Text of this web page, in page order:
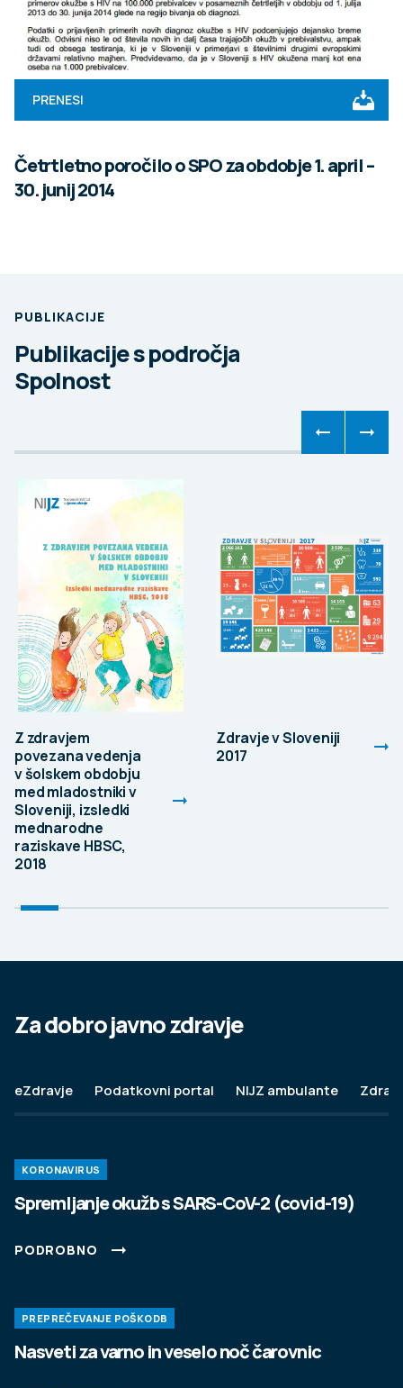
15. MAJ 2024
Udeležite se delavnic, prisluhnite zanimivim
katero od številnih stojnic.
PRENESI
Četrtletno poročilo o SPO za obdobje 1. april –
30. junij 2014
PUBLIKACIJE
Publikacije s področja
Spolnost
Z zdravjem
povezana vedenja
v šolskem obdobju
med mladostniki v
Sloveniji, izsledki
mednarodne
raziskave HBSC,
2018
Zdravje v Sloveniji
2017
Za dobro javno zdravje
eZdravje Podatkovni portal NIJZ ambulante
KORONAVIRUS
Spremljanje okužb s SARS-CoV-2 (covid-19)
PODROBNO
PREPREČEVANJE POŠKODB
Nasveti za varno in veselo noč čarovnic